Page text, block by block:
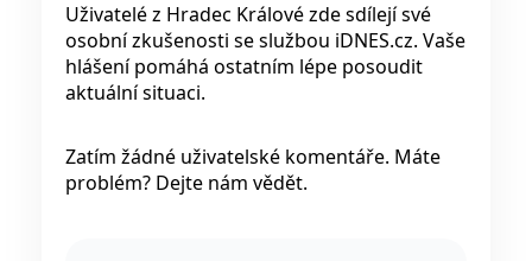
Uživatelé z Hradec Králové zde sdílejí své
osobní zkušenosti se službou iDNES.cz. Vaše
hlášení pomáhá ostatním lépe posoudit
aktuální situaci.
Zatím žádné uživatelské komentáře. Máte
problém? Dejte nám vědět.